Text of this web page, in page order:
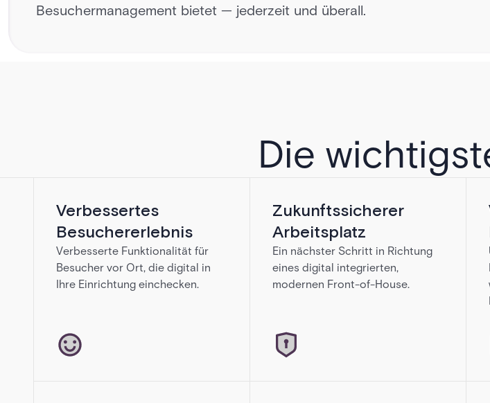
Besuchermanagement bietet — jederzeit und überall.
SIND DIE
Eindrücke. Herkömmliche Empfangsschalter sind
unzureichend — und automatische Kioske fühlen sich
oft kalt und verwirrend an.
Die
Verbessertes
Besuchererlebnis
Verbesserte Funktionalität für
Besucher vor Ort, die digital in
Ihre Einrichtung einchecken.
Zukunftssicherer
Arbeitsplatz
Ein nächster Schritt in Richtung
eines digital integrierten,
modernen Front-of-House.